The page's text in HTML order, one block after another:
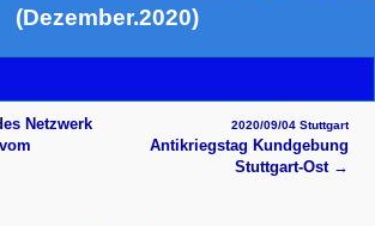
(Dezember.2020)
Netzwerk
2020/09/04 Stuttgart
Antikriegstag Kundgebung
Stuttgart-Ost →